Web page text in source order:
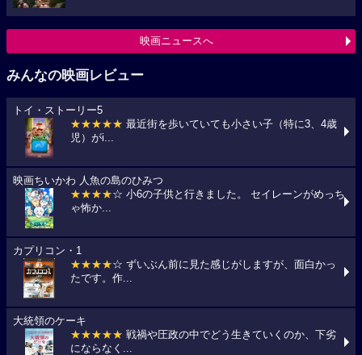
映画ニュースへ
みんなの映画レビュー
トイ・ストーリー5
★★★★★ 最近街を歩いていても小さい子（特に3、4歳
児）がi...
映画ちいかわ 人魚の島のひみつ
★★★★☆ 小6の子供と行きました。 セイレーンがめっち
ゃ怖か...
カプリコン・1
★★★★☆ ずいぶん前に見た感じがしますが、面白かっ
たです。作...
大統領のケーキ
★★★★★ 戦禍や圧政の中でどう生きていくのか、下劣
にならなく...